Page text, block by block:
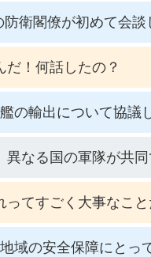
衛閣僚が初めて会談
だ！何話したの？
の輸出について協議
異なる国の軍隊が共
ってすごく大事なこと
域の安全保障にとっ